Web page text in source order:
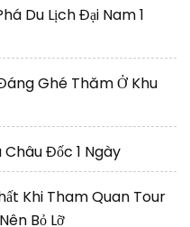
Du Lịch Đại Nam 1
Ghé Thăm Ở Khu
Đốc 1 Ngày
Khi Tham Quan Tour
Bỏ Lỡ